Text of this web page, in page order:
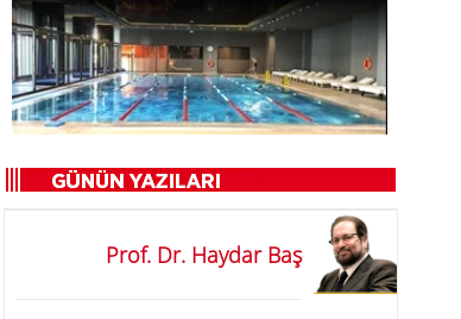
Prof. Dr. Haydar Baş